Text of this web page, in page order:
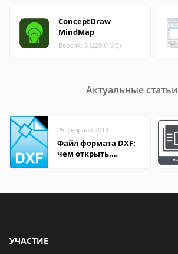
ConceptDraw
MindMap
Версия: 8 (229.6 МБ)
Актуальные статьи
05 февраля 2019
Файл формата DXF:
чем открыть,
УЧАСТИЕ